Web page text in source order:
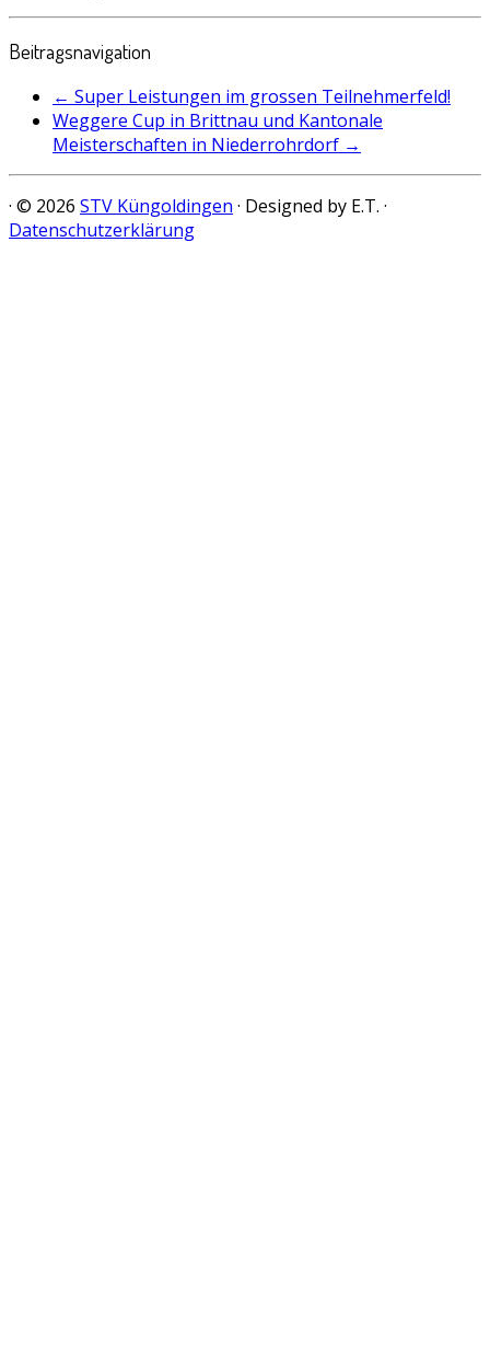
Beitragsnavigation
← Super Leistungen im grossen Teilnehmerfeld!
Weggere Cup in Brittnau und Kantonale
Meisterschaften in Niederrohrdorf →
· © 2026 STV Küngoldingen · Designed by E.T. ·
Datenschutzerklärung